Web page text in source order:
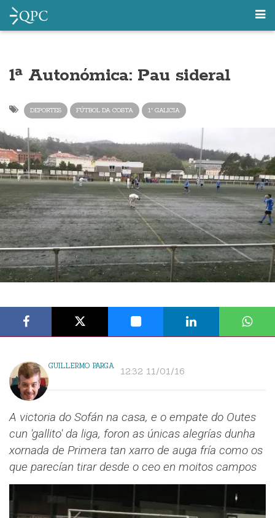
1ª Autonómica: Pau sideral
DEPORTES FÚTBOL DA COSTA 1ª GALICIA
GUILLERMO PARGA 12:32 11/01/16
A victoria do Sofán na casa, e o empate do Outes
cun 'gallito' da liga, foron as únicas alegrías dunha
xornada de Primera tan xarro de auga fría como os
que parecían tirar desde o ceo en moitos campos